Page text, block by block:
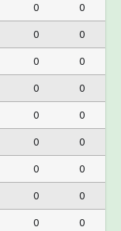
0
0
0
0
0
0
0
0
0
0
0
0
0
0
0
0
0 0